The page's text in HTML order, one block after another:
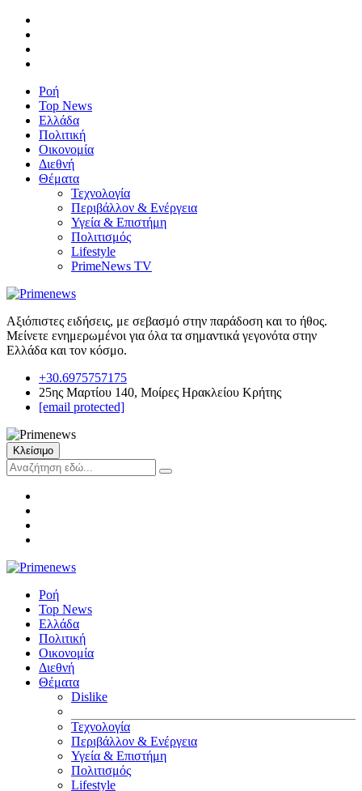
Ροή
Top News
Ελλάδα
Πολιτική
Οικονομία
Διεθνή
Θέματα
Τεχνολογία
Περιβάλλον & Ενέργεια
Υγεία & Επιστήμη
Πολιτισμός
Lifestyle
PrimeNews TV
Αξιόπιστες ειδήσεις, με σεβασμό στην παράδοση και το ήθος.
Μείνετε ενημερωμένοι για όλα τα σημαντικά γεγονότα στην
Ελλάδα και τον κόσμο.
+30.6975757175
25ης Μαρτίου 140, Μοίρες Ηρακλείου Κρήτης
[email protected]
Κλείσιμο
Ροή
Top News
Ελλάδα
Πολιτική
Οικονομία
Διεθνή
Θέματα
Dislike
Τεχνολογία
Περιβάλλον & Ενέργεια
Υγεία & Επιστήμη
Πολιτισμός
Lifestyle